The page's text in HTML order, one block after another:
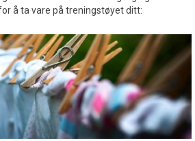
å ta vare på treningstøyet ditt: